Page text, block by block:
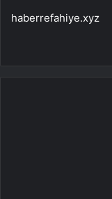
haberrefahiye.xyz